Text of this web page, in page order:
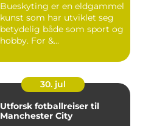
Bueskyting er en eldgammel
kunst som har utviklet seg
betydelig både som sport og
hobby. For &...
30. jul
Utforsk fotballreiser til
Manchester City